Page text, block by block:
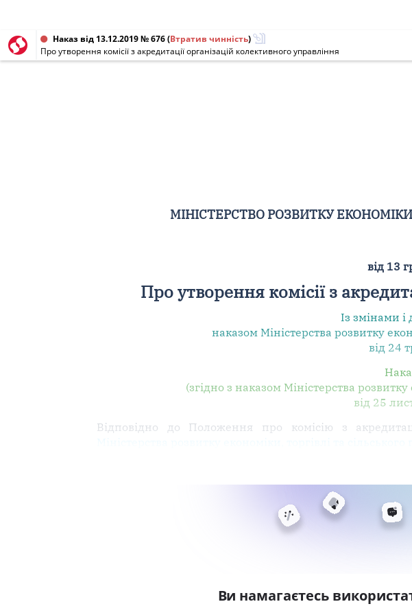
Наказ від 13.12.2019 № 676(Втратив чинність)
Про утворення комісії з акредитації організацій колективного управління
МІНІСТЕРСТВО РОЗВИТКУ
від 13
Про утворення комісії з
Із змінами
наказом Міністерства розвитку
від 24
(згідно з наказом Міністерства
від 25
Відповідно до Положення про комісію з
Ви намагаєтесь